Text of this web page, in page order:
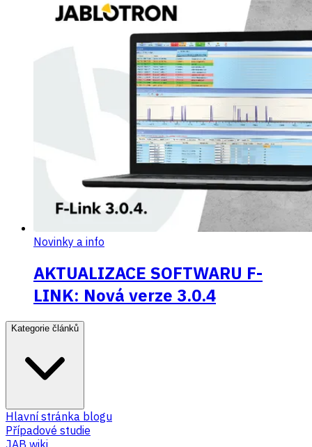
Novinky a info
AKTUALIZACE SOFTWARU F-
LINK: Nová verze 3.0.4
Kategorie článků
Hlavní stránka blogu
Případové studie
JAB wiki